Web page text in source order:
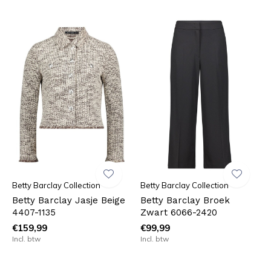
Betty Barclay Collection
Betty Barclay Jasje Beige
4407-1135
€159,99
Incl. btw
Betty Barclay Collection
Betty Barclay Broek
Zwart 6066-2420
€99,99
Incl. btw